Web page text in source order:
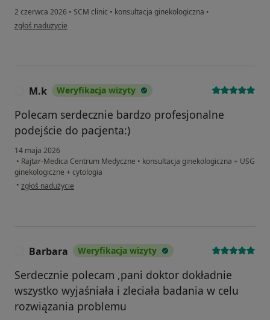
2 czerwca 2026 • SCM clinic • konsultacja ginekologiczna •
w opinii użytkownika Julia
zgłoś nadużycie
M.k Weryfikacja wizyty
Polecam serdecznie bardzo profesjonalne
podejście do pacjenta:)
14 maja 2026
• Rajtar-Medica Centrum Medyczne • konsultacja ginekologiczna + USG
ginekologiczne + cytologia
• w opinii użytkownika M.k
zgłoś nadużycie
Barbara Weryfikacja wizyty
Serdecznie polecam ,pani doktor dokładnie
wszystko wyjaśniała i zleciała badania w celu
rozwiązania problemu